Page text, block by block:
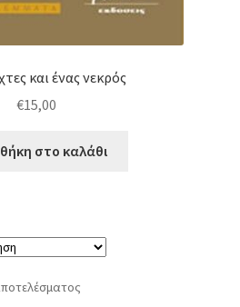
και ένας νεκρός
€15,00
στο καλάθι